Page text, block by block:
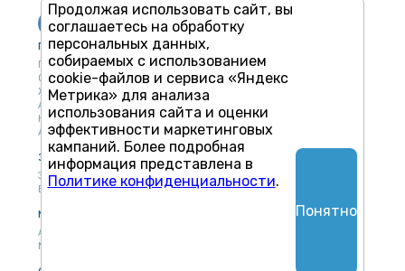
Публикации
Публикации
Обсуждения
Журнал
Антологии
Колонки
Авторы
Учебный центр
Учебный центр
Выбрать обучение
Форматы и опции
Экспертная сеть
Экспертная сеть
Вакансии
Партнерская сеть
Мероприятия
Анонсы мероприятий
Материалы мероприятий
Продолжая использовать сайт, вы
соглашаетесь на обработку
персональных данных,
собираемых с использованием
cookie-файлов и сервиса «Яндекс
Метрика» для анализа
использования сайта и оценки
эффективности маркетинговых
кампаний. Более подробная
информация представлена в
Политике конфиденциальности.
Понятно